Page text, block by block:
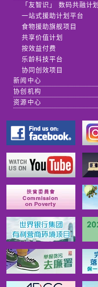
「友智识」 数码共融计划
一站式援助计划平台
食物援助旗舰项目
共享价值计划
按效益付费
乐龄科技平台
协同创效项目
新闻中心
协创机构
资源中心